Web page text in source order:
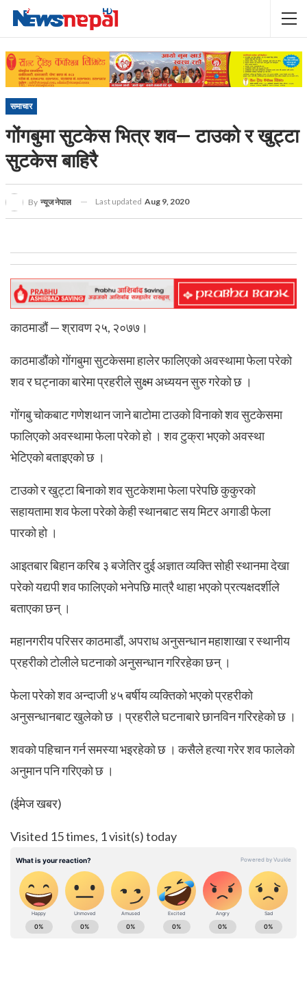
समाचार
गोंगबुमा सुटकेस भित्र शव— टाउको र खुट्टा
सुटकेस बाहिरै
By न्यूज नेपाल Last updated Aug 9, 2020
काठमाडौं — श्रावण २५, २०७७।
काठमाडौंको गोंगबुमा सुटकेसमा हालेर फालिएको अवस्थामा फेला परेको
शव र घट्नाका बारेमा प्रहरीले सुक्ष्म अध्ययन सुरु गरेको छ ।
गोंगबु चोकबाट गणेशथान जाने बाटोमा टाउको विनाको शव सुटकेसमा
फालिएको अवस्थामा फेला परेको हो । शव टुक्रा भएको अवस्था
भेटिएको बताइएको छ ।
टाउको र खुट्टा बिनाको शव सुटकेशमा फेला परेपछि कुकुरको
सहायतामा शव फेला परेको केही स्थानबाट सय मिटर अगाडी फेला
पारको हो ।
आइतबार बिहान करिब ३ बजेतिर दुई अज्ञात व्यक्ति सोही स्थानमा देखा
परेको यद्यपी शव फालिएको भनेपछि मात्रै थाहा भएको प्रत्यक्षदर्शीले
बताएका छन् ।
महानगरीय परिसर काठमाडौं, अपराध अनुसन्धान महाशाखा र स्थानीय
प्रहरीको टोलीले घटनाको अनुसन्धान गरिरहेका छन् ।
फेला परेको शव अन्दाजी ४५ बर्षीय व्यक्तिको भएको प्रहरीको
अनुसन्धानबाट खुलेको छ । प्रहरीले घटनाबारे छानविन गरिरहेको छ ।
शवको पहिचान गर्न समस्या भइरहेको छ । कसैले हत्या गरेर शव फालेको
अनुमान पनि गरिएको छ ।
(ईमेज खबर)
Visited 15 times, 1 visit(s) today